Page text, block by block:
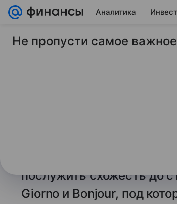
Аналитика
14 января 2026 Газета Коммерсантъ
Добрый день,
борется с
Крупный производитель
пытается оспорить
«Черноголовка»
послужить схожесть до
Giorno и Bonjour, под
Не пропусти самое важное